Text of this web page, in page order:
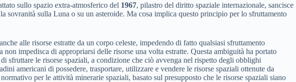
sullo spazio extra-atmosferico del 1967, pilastro del diritto spaziale internazionale, sancisce
sulla Luna o su un asteroide. Ma cosa implica questo principio per lo sfruttamento
alle risorse estratte da un corpo celeste, impedendo di fatto qualsiasi sfruttamento
impedisca di appropriarsi delle risorse una volta estratte. Questa ambiguità ha portato
sfruttare le risorse spaziali, a condizione che ciò avvenga nel rispetto degli obblighi
americani di possedere, trasportare, utilizzare e vendere le risorse spaziali ottenute da
per le attività minerarie spaziali, basato sul presupposto che le risorse spaziali siano